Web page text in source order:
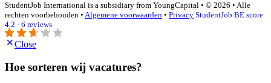
StudentJob International is a subsidiary from YoungCapital • © 2026 • Alle
rechten voorbehouden • Algemene voorwaarden • Privacy StudentJob BE score
4.2 - 6 reviews
Close
Hoe sorteren wij vacatures?